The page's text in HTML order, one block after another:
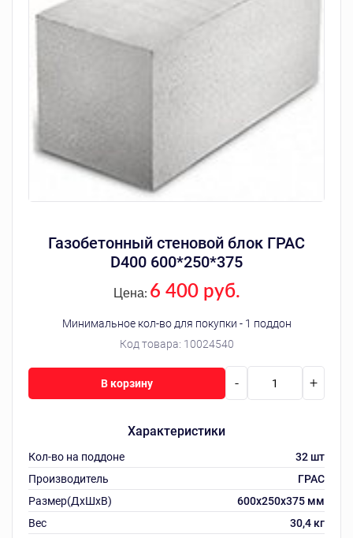
Газобетонный стеновой блок ГРАС
D400 600*250*375
Код товара: 10024540
Цена: 6 400 руб.
Минимальное кол-во для покупки - 1 поддон
Характеристики
Кол-во на поддоне
32 шт
Производитель
ГРАС
Размер(ДхШхВ)
600х250х375 мм
Вес
30,4 кг
- +
В корзину